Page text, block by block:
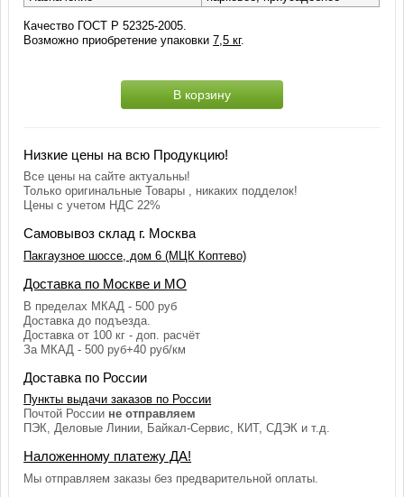
Качество ГОСТ Р 52325-2005.
Возможно приобретение упаковки7,5 кг.
В корзину
Низкие цены на всю Продукцию!
Все цены на сайте актуальны!
Только оригинальные Товары , никаких подделок!
Цены с учетом НДС 22%
Самовывоз склад г. Москва
Пакгаузное шоссе, дом 6 (МЦК Коптево)
Доставка по Москве и МО
В пределах МКАД - 500 руб
Доставка до подъезда.
Доставка от 100 кг - доп. расчёт
За МКАД - 500 руб+40 руб/км
Доставка по России
Пункты выдачи заказов по России
Почтой России не отправляем
ПЭК, Деловые Линии, Байкал-Сервис, КИТ, СДЭК и т.д.
Наложенному платежу ДА!
Мы отправляем заказы без предварительной оплаты.